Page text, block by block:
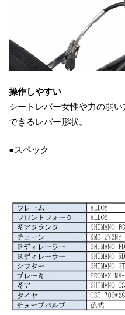
操作しやすい
シートレバー女性や力の弱
できるレバー形状。
●スペック